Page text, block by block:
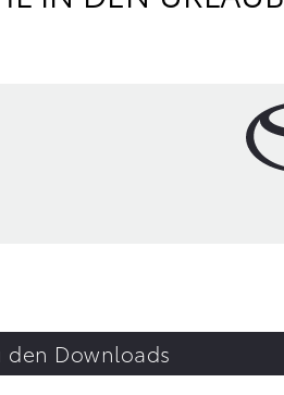
den Downloads